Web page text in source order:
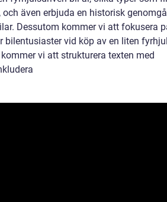
även erbjuda en historisk
Dessutom kommer vi att fokusera
bilentusiaster vid köp av en liten
vi att strukturera texten med